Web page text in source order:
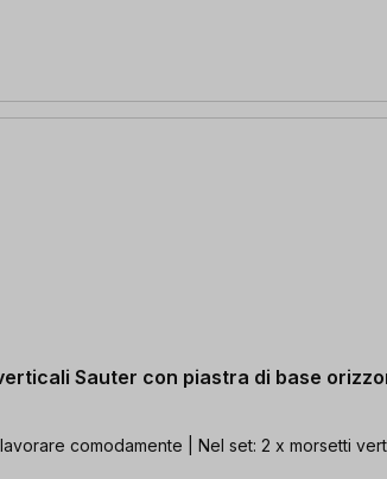
Sauter con piastra di base
comodamente | Nel set: 2 x morsetti